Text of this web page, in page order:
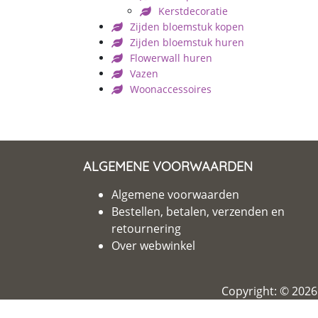
Kerstdecoratie
Zijden bloemstuk kopen
Zijden bloemstuk huren
Flowerwall huren
Vazen
Woonaccessoires
ALGEMENE VOORWAARDEN
Algemene voorwaarden
Bestellen, betalen, verzenden en
retournering
Over webwinkel
Copyright: © 2026